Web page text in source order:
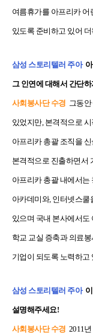
여름휴가를 아프리카 어
있도록 준비하고 있어
삼성 스토리텔러 주아
그 인연에 대해서 간단
사회봉사단 수경 그동
있었지만, 본격적으로
아프리카 총괄 조직을
본격적으로 진출하면서
아프리카 총괄 내에서는
아카데미와, 인터넷스쿨
있으며 국내 본사에서도
학교 교실 증축과 의료
기업이 되도록 노력하고
삼성 스토리텔러 주아
설명해주세요!
사회봉사단 수경 2011